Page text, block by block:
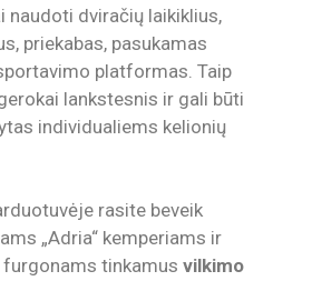
naudoti dviračių laikiklius,
priekabas, pasukamas
platformas. Taip
lankstesnis ir gali būti
individualiems kelionių
rasite beveik
„Adria“ kemperiams ir
tinkamus vilkimo